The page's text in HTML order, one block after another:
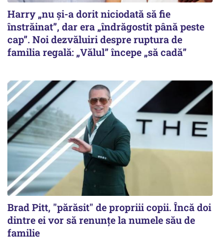
Harry „nu și-a dorit niciodată să fie
înstrăinat”, dar era „îndrăgostit până peste
cap”. Noi dezvăluiri despre ruptura de
familia regală: „Vălul” începe „să cadă”
Brad Pitt, "părăsit" de propriii copii. Încă doi
dintre ei vor să renunțe la numele său de
familie